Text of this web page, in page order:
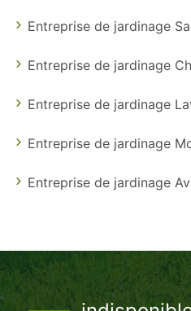
Entreprise de jardinage
Entreprise de jardinage
Entreprise de jardinage
Entreprise de jardinage
Entreprise de jardinage